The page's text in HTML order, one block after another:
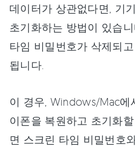
데이터가 상관없다면, 기
초기화하는 방법이 있습
타임 비밀번호가 삭제되
됩니다.
이 경우, Windows/Mac에
이폰을 복원하고 초기화
면 스크린 타임 비밀번호